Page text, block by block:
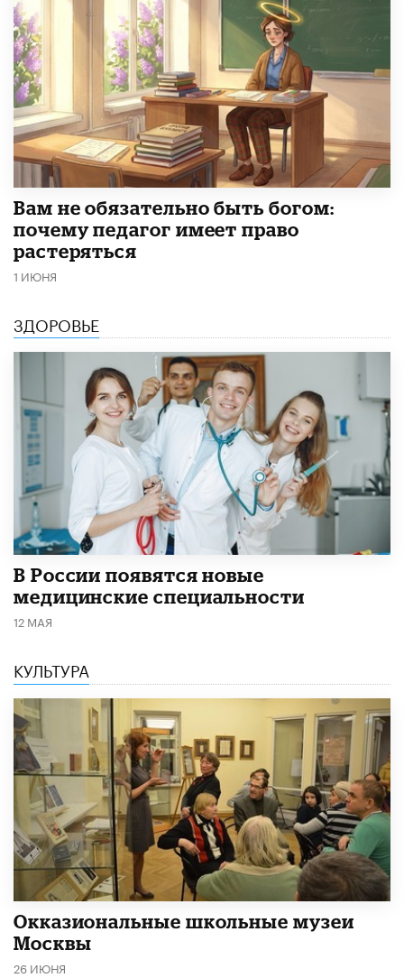
​Вам не обязательно быть богом:
почему педагог имеет право
растеряться
1 ИЮНЯ
ЗДОРОВЬЕ
В России появятся новые
медицинские специальности
12 МАЯ
КУЛЬТУРА
​Окказиональные школьные музеи
Москвы
26 ИЮНЯ